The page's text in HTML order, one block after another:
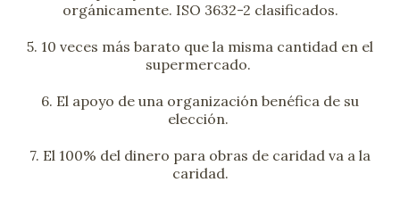
orgánicamente. ISO 3632-2 clasificados.
5. 10 veces más barato que la misma cantidad en el
supermercado.
6. El apoyo de una organización benéfica de su
elección.
7. El 100% del dinero para obras de caridad va a la
caridad.